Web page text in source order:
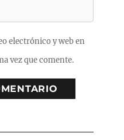
electrónico y web en
vez que comente.